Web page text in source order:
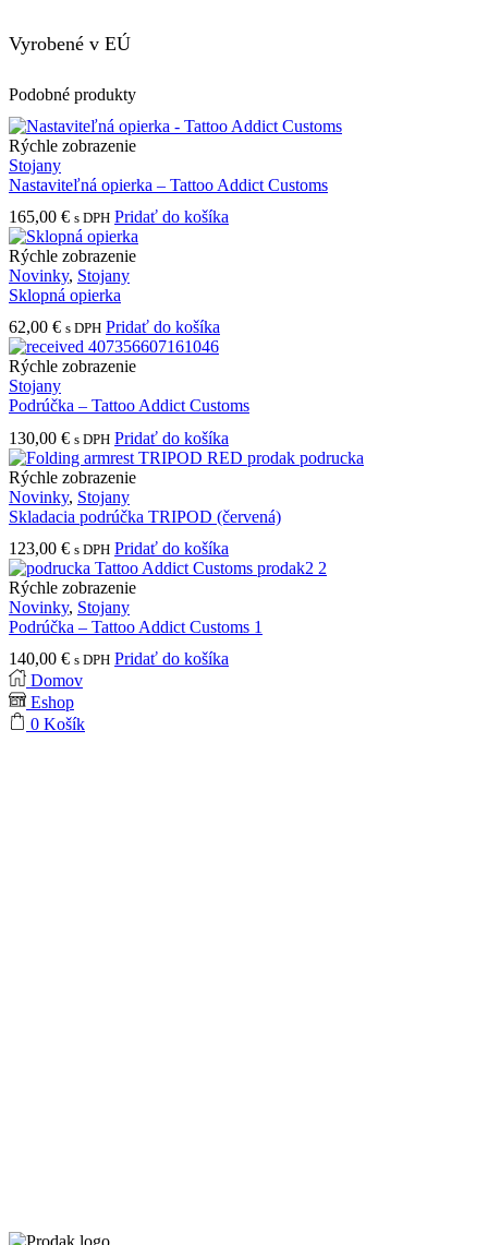
Vyrobené v EÚ
Podobné produkty
Rýchle zobrazenie
Stojany
Nastaviteľná opierka – Tattoo Addict Customs
165,00 € s DPH Pridať do košíka
Rýchle zobrazenie
Novinky, Stojany
Sklopná opierka
62,00 € s DPH Pridať do košíka
Rýchle zobrazenie
Stojany
Podrúčka – Tattoo Addict Customs
130,00 € s DPH Pridať do košíka
Rýchle zobrazenie
Novinky, Stojany
Skladacia podrúčka TRIPOD (červená)
123,00 € s DPH Pridať do košíka
Rýchle zobrazenie
Novinky, Stojany
Podrúčka – Tattoo Addict Customs 1
140,00 € s DPH Pridať do košíka
Domov
Eshop
0 Košík